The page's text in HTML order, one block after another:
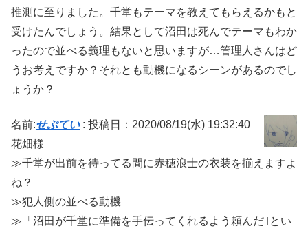
推測に至りました。千堂もテーマを教えてもらえるかもと
受けたんでしょう。結果として沼田は死んでテーマもわか
ったので並べる義理もないと思いますが…管理人さんはど
うお考えですか？それとも動機になるシーンがあるのでし
ょうか？
名前:せぷてい: 投稿日：2020/08/19(水) 19:32:40
花畑様
≫千堂が出前を待ってる間に赤穂浪士の衣装を揃えますよ
ね？
≫犯人側の並べる動機
≫「沼田が千堂に準備を手伝ってくれるよう頼んだ｣とい